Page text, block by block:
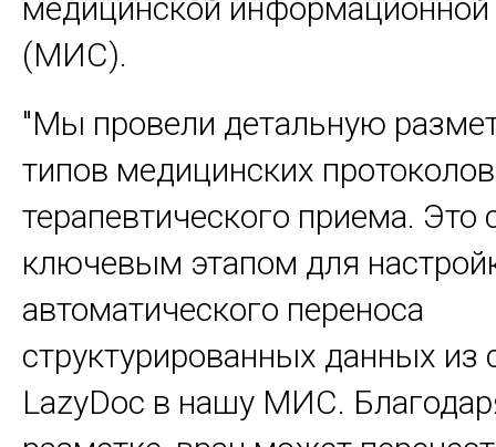
медицинской информационной
(МИС).
"Мы провели детальную
типов медицинских
терапевтического приема. Это
ключевым этапом для
автоматического переноса
структурированных данных из
LazyDoc в нашу МИС.